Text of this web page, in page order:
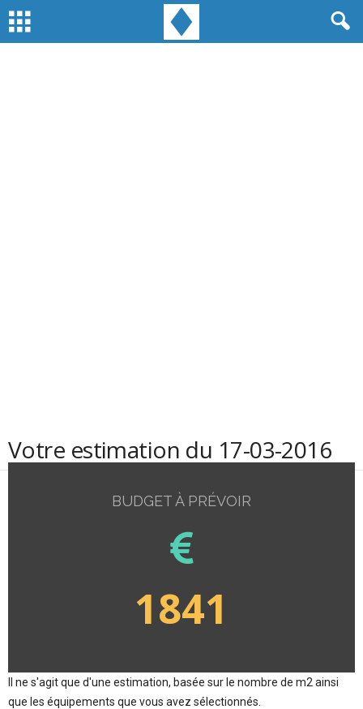
Votre estimation du 17-03-2016
BUDGET À PRÉVOIR
1841
Il ne s'agit que d'une estimation, basée sur le nombre de m2 ainsi
que les équipements que vous avez sélectionnés.